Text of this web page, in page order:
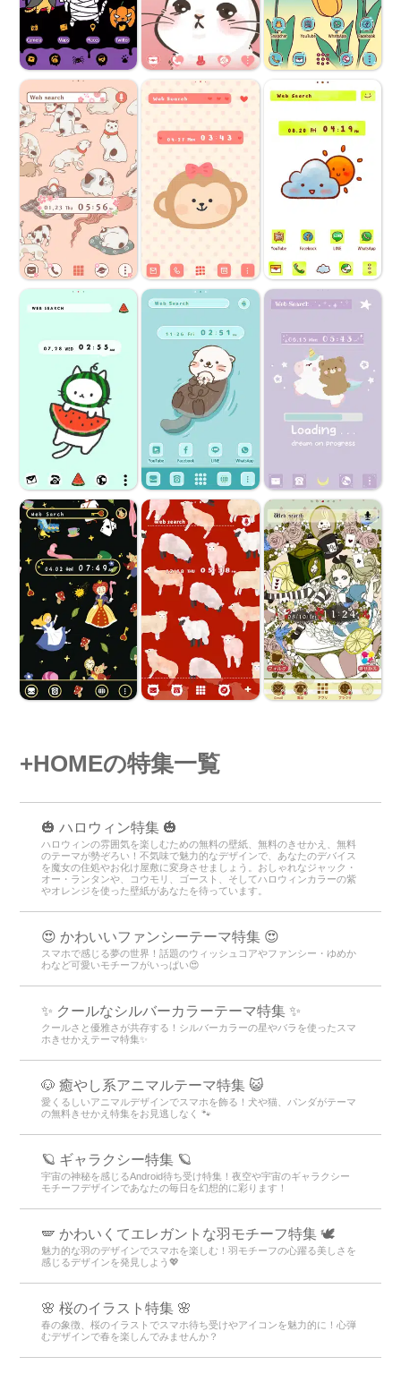
+HOMEの特集一覧
🎃 ハロウィン特集 🎃
ハロウィンの雰囲気を楽しむための無料の壁紙、無料のきせかえ、無料
のテーマが勢ぞろい！不気味で魅力的なデザインで、あなたのデバイス
を魔女の住処やお化け屋敷に変身させましょう。おしゃれなジャック・
オー・ランタンや、コウモリ、ゴースト、そしてハロウィンカラーの紫
やオレンジを使った壁紙があなたを待っています。
😍 かわいいファンシーテーマ特集 😍
スマホで感じる夢の世界！話題のウィッシュコアやファンシー・ゆめか
わなど可愛いモチーフがいっぱい😍
✨ クールなシルバーカラーテーマ特集 ✨
クールさと優雅さが共存する！シルバーカラーの星やバラを使ったスマ
ホきせかえテーマ特集✨
🐶 癒やし系アニマルテーマ特集 😺
愛くるしいアニマルデザインでスマホを飾る！犬や猫、パンダがテーマ
の無料きせかえ特集をお見逃しなく 🐾
🪐 ギャラクシー特集 🪐
宇宙の神秘を感じるAndroid待ち受け特集！夜空や宇宙のギャラクシー
モチーフデザインであなたの毎日を幻想的に彩ります！
🪽 かわいくてエレガントな羽モチーフ特集 🕊️
魅力的な羽のデザインでスマホを楽しむ！羽モチーフの心躍る美しさを
感じるデザインを発見しよう💖
🌸 桜のイラスト特集 🌸
春の象徴、桜のイラストでスマホ待ち受けやアイコンを魅力的に！心弾
むデザインで春を楽しんでみませんか？